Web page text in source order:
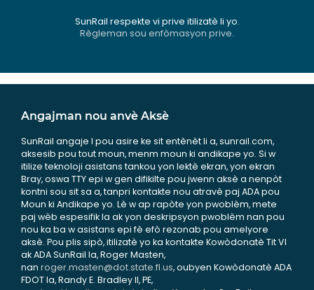
SunRail respekte vi prive itilizatè li yo.
Règleman sou enfòmasyon prive.
Angajman nou anvè Aksè
SunRail angaje l pou asire ke sit entènèt li a, sunrail.com,
aksesib pou tout moun, menm moun ki andikape yo. Si w
itilize teknoloji asistans tankou yon lektè ekran, yon ekran
Bray, oswa TTY epi w gen difikilte pou jwenn aksè a nenpòt
kontni sou sit sa a, tanpri kontakte nou atravè paj ADA pou
Moun ki Andikape yo. Lè w ap rapòte yon pwoblèm, mete
paj wèb espesifik la ak yon deskripsyon pwoblèm nan pou
nou ka ba w asistans epi fè efò rezonab pou amelyore
aksè. Pou plis sipò, itilizatè yo ka kontakte Kowòdonatè Tit VI
ak ADA SunRail la, Roger Masten,
nan roger.masten@dot.state.fl.us, oubyen Kowòdonatè ADA
FDOT la, Randy E. Bradley II, PE,